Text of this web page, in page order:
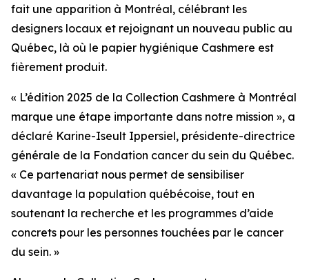
fait une apparition à Montréal, célébrant les
designers locaux et rejoignant un nouveau public au
Québec, là où le papier hygiénique Cashmere est
fièrement produit.
« L’édition 2025 de la Collection Cashmere à Montréal
marque une étape importante dans notre mission », a
déclaré Karine-Iseult Ippersiel, présidente-directrice
générale de la Fondation cancer du sein du Québec.
« Ce partenariat nous permet de sensibiliser
davantage la population québécoise, tout en
soutenant la recherche et les programmes d’aide
concrets pour les personnes touchées par le cancer
du sein. »